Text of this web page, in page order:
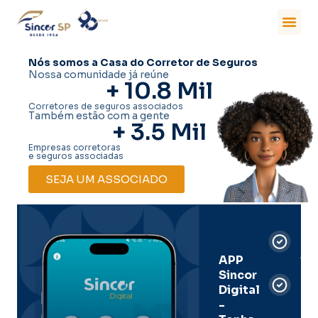
Nós somos a Casa do Corretor de Seguros
Nossa comunidade já reúne
+ 10.8 Mil
Corretores de seguros associados
Também estão com a gente
+ 3.5 Mil
Empresas corretoras
e seguros associadas
SEJA UM ASSOCIADO
APP
Sincor
Digital
-